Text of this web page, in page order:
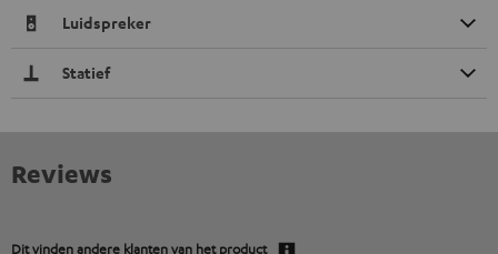
Luidspreker
Statief
Reviews
Dit vinden andere klanten van het product